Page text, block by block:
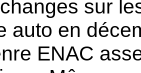
sur
auto en
ENAC